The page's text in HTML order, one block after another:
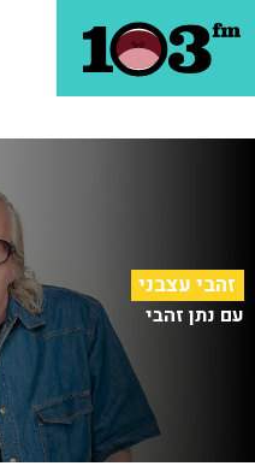
זהבי עצבני
עם נתן זהבי